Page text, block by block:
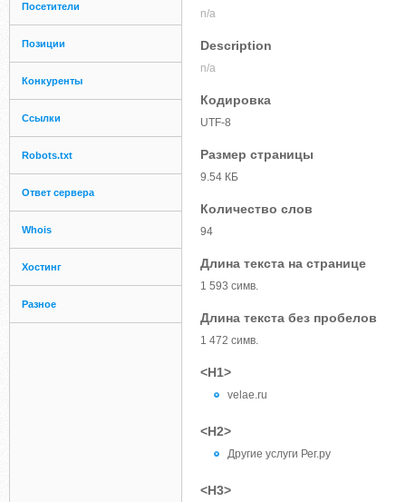
Посетители
Позиции
Конкуренты
Ссылки
Robots.txt
Ответ сервера
Whois
Хостинг
Разное
n/a
Description
n/a
Кодировка
UTF-8
Размер страницы
9.54 КБ
Количество слов
94
Длина текста на странице
1 593 симв.
Длина текста без пробелов
1 472 симв.
<H1>
velae.ru
<H2>
Другие услуги Рег.ру
<H3>